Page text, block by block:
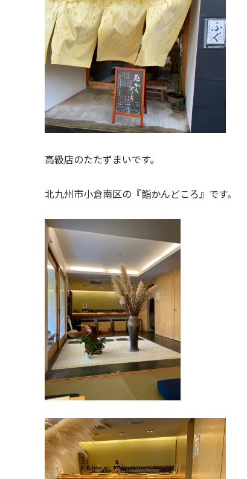
高級店のたたずまいです。
北九州市小倉南区の『鮨かんどころ』です。